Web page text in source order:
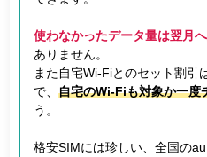
使わなかったデータ量は翌月
ありません。
また自宅Wi-Fiとのセット割引
で、自宅のWi-Fiも対象か一度
う。
格安SIMには珍しい、全国の